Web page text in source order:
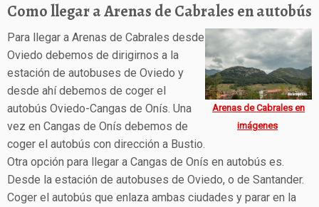
Como llegar a Arenas de Cabrales en autobús
Arenas de Cabrales en
imágenes
Para llegar a Arenas de Cabrales desde
Oviedo debemos de dirigirnos a la
estación de autobuses de Oviedo y
desde ahí debemos de coger el
autobús Oviedo-Cangas de Onís. Una
vez en Cangas de Onís debemos de
coger el autobús con dirección a Bustio.
Otra opción para llegar a Cangas de Onís en autobús es.
Desde la estación de autobuses de Oviedo, o de Santander.
Coger el autobús que enlaza ambas ciudades y parar en la